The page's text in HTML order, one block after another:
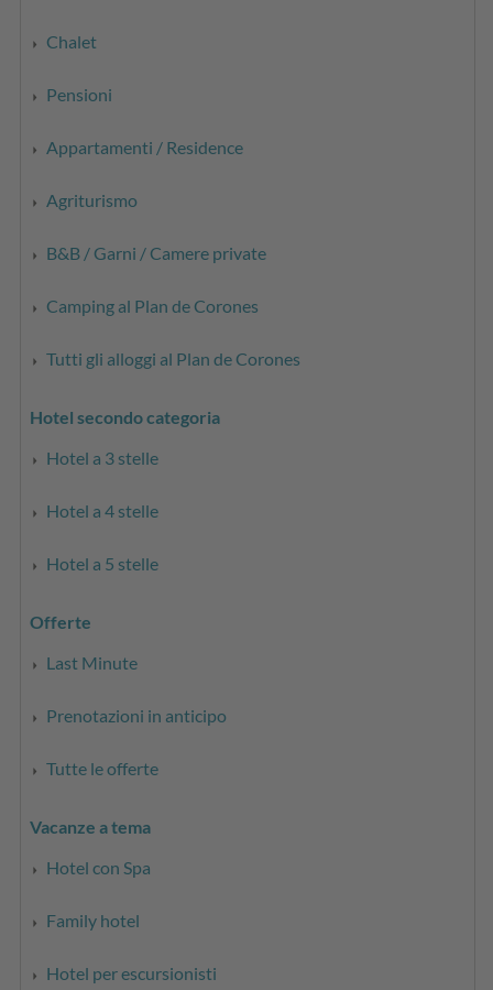
Chalet
Pensioni
Appartamenti / Residence
Agriturismo
B&B / Garni / Camere private
Camping al Plan de Corones
Tutti gli alloggi al Plan de Corones
Hotel secondo categoria
Hotel a 3 stelle
Hotel a 4 stelle
Hotel a 5 stelle
Offerte
Last Minute
Prenotazioni in anticipo
Tutte le offerte
Vacanze a tema
Hotel con Spa
Family hotel
Hotel per escursionisti